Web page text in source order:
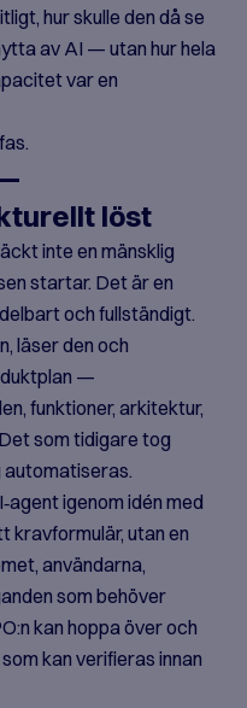
hur skulle den då se
av AI — utan hur hela
var en
löst
inte en mänsklig
startar. Det är en
och fullständigt.
läser den och
—
funktioner, arkitektur,
som tidigare tog
automatiseras.
igenom idén med
utan en
användarna,
som behöver
kan hoppa över och
kan verifieras innan